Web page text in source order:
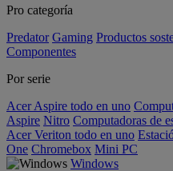
Pro categoría
Predator Gaming Productos
Componentes
Por serie
Acer Aspire todo en uno
Aspire Nitro Computadoras de
Acer Veriton todo en uno
One Chromebox Mini PC
Windows